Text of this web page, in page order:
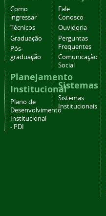
Como
ingressar
Técnicos
Graduação
Pós-
graduação
Planejamento
Institucional
Plano de
Desenvolvimento
Institucional
- PDI
Fale
Conosco
Ouvidoria
Perguntas
Frequentes
Comunicação
Social
Sistemas
Sistemas
Institucionais